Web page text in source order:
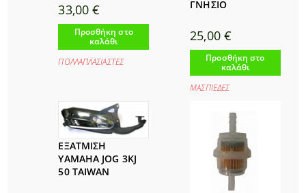
33,00€
Προσθήκη στο
καλάθι
ΠΟΛΛΑΠΛΑΣΙΑΣΤΕΣ
ΓΝΗΣΙΟ
25,00 €
Προσθήκη στο
καλάθι
ΜΑΣΠΙΕΔΕΣ
ΕΞΑΤΜΙΣΗ
YAMAHA JOG 3KJ
50 TAIWAN